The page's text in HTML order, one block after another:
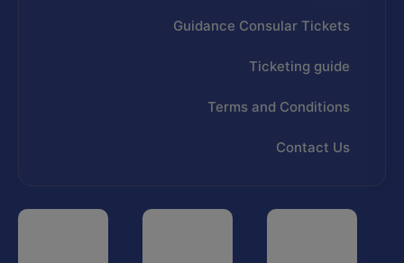
Guidance Consular Tickets
Ticketing guide
Terms and Conditions
Contact Us